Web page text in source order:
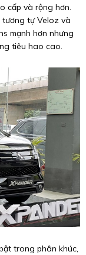
cấp và rộng hơn.
tương tự Veloz và
mạnh hơn nhưng
tiêu hao cao.
trong phân khúc,